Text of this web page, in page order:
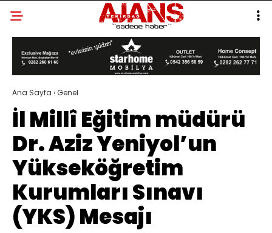
Ana Sayfa ›Genel
İl Millî Eğitim müdürü
Dr. Aziz Yeniyol’un
Yükseköğretim
Kurumları Sınavı
(YKS) Mesajı